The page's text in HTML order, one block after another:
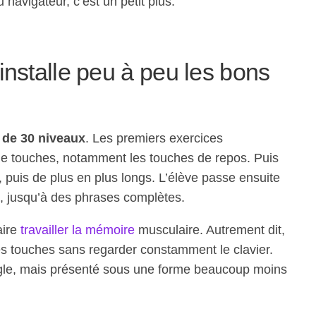
peu à peu les bons
30 niveaux. Les premiers exercices
touches, notamment les touches de repos. Puis
de plus en plus longs. L’élève passe ensuite
des phrases complètes.
travailler la mémoiremusculaire. Autrement dit,
touches sans regarder constamment le clavier.
mais présenté sous une forme beaucoup moins